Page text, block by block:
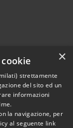
2026 • Comune di
×
strettamente
del sito ed un
informazioni
la navigazione, per
al seguente link